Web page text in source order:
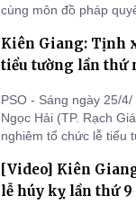
cùng môn đồ pháp
Thích Nữ Ánh Liên - là
Kiên Giang: Tịnh
tiểu tường lần thứ
PSO - Sáng ngày 25/
Ngọc Hải (TP. Rạch
nghiêm tổ chức lễ tiểu
[Video] Kiên
lễ húy kỵ lần thứ